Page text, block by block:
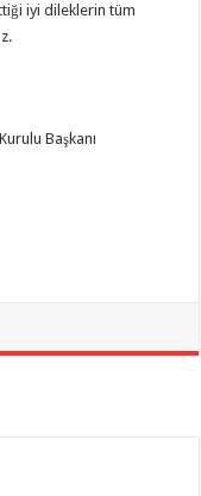
iyi dileklerin tüm
Başkanı